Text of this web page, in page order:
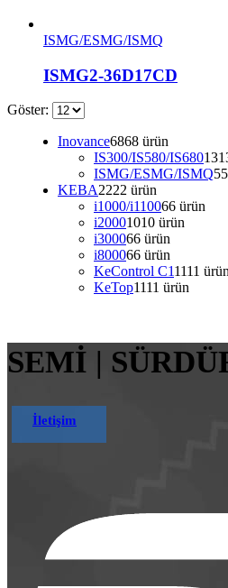
ISMG/ESMG/ISMQ
ISMG2-36D17CD
Göster:
Inovance6868 ürün
IS300/IS580/IS68013
ISMG/ESMG/ISMQ55
KEBA2222 ürün
i1000/i110066 ürün
i20001010 ürün
i300066 ürün
i800066 ürün
KeControl C11111
KeTop1111 ürün
SEMİ |
İletişim